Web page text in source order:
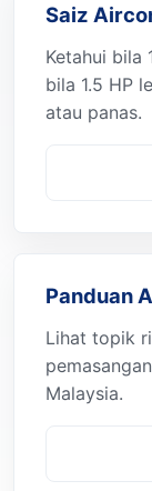
Saiz
Ketahui bila
bila 1.5 HP
atau panas.
Panduan
Lihat topik
Malaysia.